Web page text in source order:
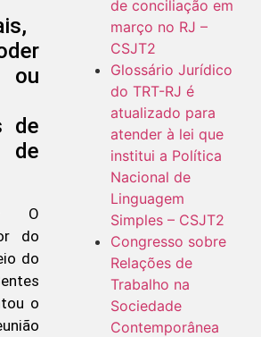
ou
de
de
O
do
do
o
de conciliação em
março no RJ –
CSJT2
Glossário Jurídico
do TRT-RJ é
atualizado para
atender à lei que
institui a Política
Nacional de
Linguagem
Simples – CSJT2
Congresso sobre
Relações de
Trabalho na
Sociedade
Contemporânea